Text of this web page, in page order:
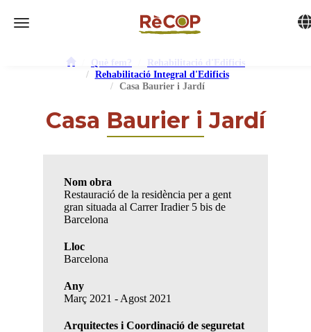
Toggle navigation
Què fem?
Rehabilitació d'Edificis
Rehabilitació Integral d'Edificis
Casa Baurier i Jardí
Casa Baurier i Jardí
Nom obra
Restauració de la residència per a gent
gran situada al Carrer Iradier 5 bis de
Barcelona
Lloc
Barcelona
Any
Març 2021 - Agost 2021
Arquitectes i Coordinació de seguretat